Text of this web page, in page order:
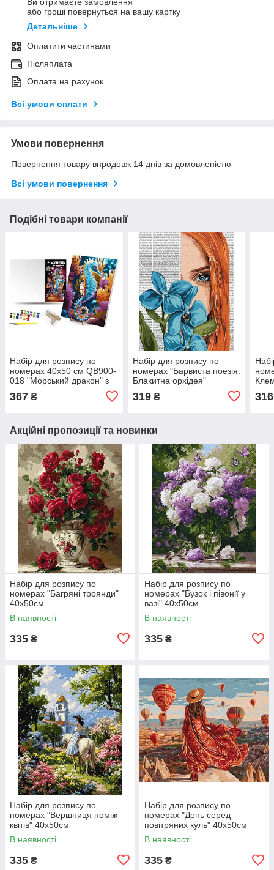
Ви отримаєте замовлення
або гроші повернуться на вашу картку
Детальніше
Оплатити частинами
Післяплата
Оплата на рахунок
Всі умови оплати
Умови повернення
Повернення товару впродовж 14 днів за домовленістю
Всі умови повернення
Подібні товари компанії
Набір для розпису по
номерах 40х50 см QB900-
018 "Морський дракон" з
дерев"яною підставкою
367 ₴
Набір для розпису по
номерах "Барвиста поезія:
Блакитна орхідея"
319₴ 316
Акційні пропозиції та новинки
Набір для розпису по
номерах "Багряні троянди"
40х50см
В наявності
335 ₴
Набір для розпису по
номерах "Бузок і півонії у
вазі" 40х50см
В наявності
335 ₴
Набір для розпису по
номерах "Вершниця поміж
квітів" 40х50см
В наявності
335 ₴
Набір для розпису по
номерах "День серед
повітряних куль" 40х50см
В наявності
335 ₴